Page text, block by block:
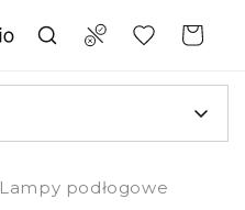
Compare
Translation missing:
pl.general.wishlist.title
Koszyk
Lampy podłogowe